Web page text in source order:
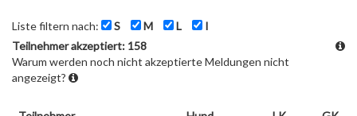
Liste filtern nach: S M L
I
Teilnehmer akzeptiert: 158
Warum werden noch nicht akzeptierte Meldungen nicht
angezeigt?